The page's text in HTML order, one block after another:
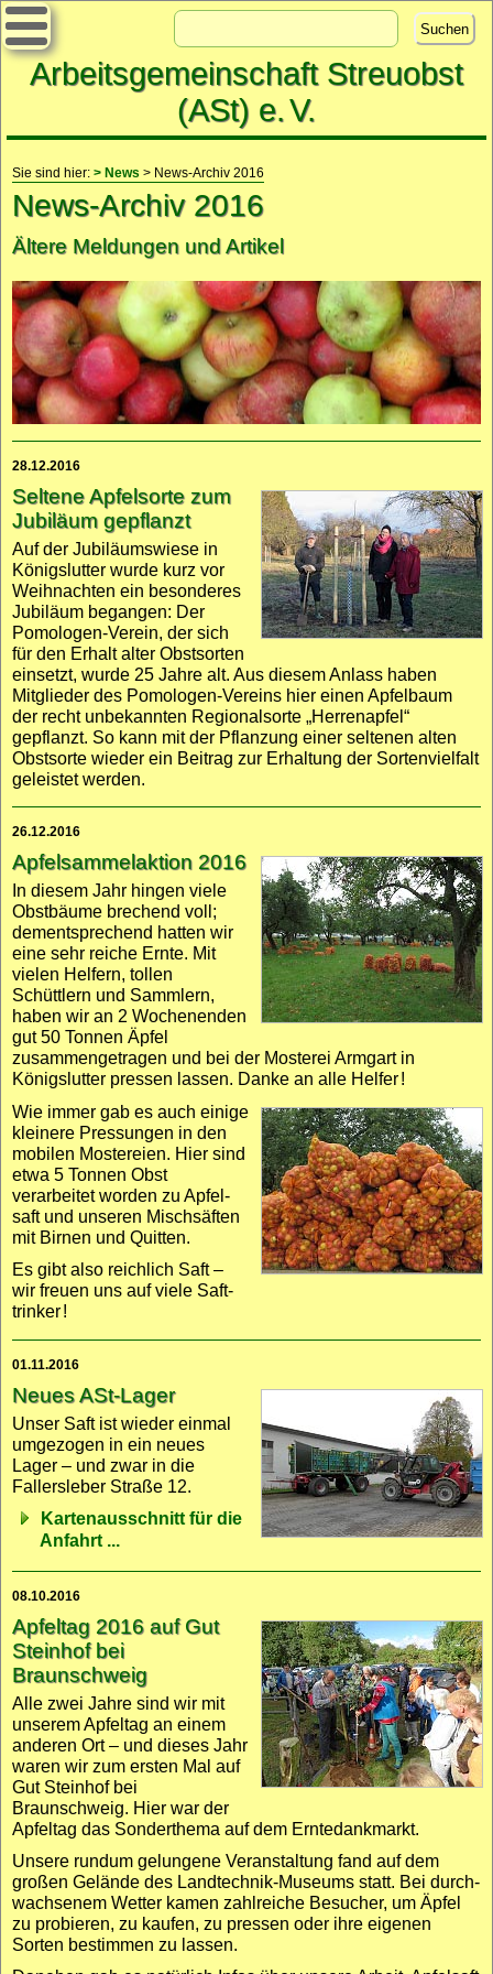
Arbeitsgemeinschaft Streuobst
(ASt) e.V.
Sie sind hier: > News > News-Archiv 2016
News-Archiv 2016
Ältere Meldungen und Artikel
28.12.2016
Seltene Apfel­sorte zum
Jubiläum gepflanzt
Auf der Jubiläums­wiese in
Königslutter wurde kurz vor
Weihnachten ein besonderes
Jubiläum begangen: Der
Pomologen-Verein, der sich
für den Erhalt alter Obst­sorten
einsetzt, wurde 25 Jahre alt. Aus diesem Anlass haben
Mitglieder des Pomologen-Vereins hier einen Apfel­baum
der recht unbe­kannten Regional­sorte „Herrenapfel“
gepflanzt. So kann mit der Pflanzung einer seltenen alten
Obst­sorte wieder ein Beitrag zur Erhaltung der Sorten­vielfalt
geleistet werden.
26.12.2016
Apfel­sammel­aktion 2016
In diesem Jahr hingen viele
Obst­bäume brechend voll;
dement­sprechend hatten wir
eine sehr reiche Ernte. Mit
vielen Helfern, tollen
Schüttlern und Sammlern,
haben wir an 2 Wochen­enden
gut 50 Tonnen Äpfel
zusammen­getragen und bei der Mosterei Armgart in
Königslutter pressen lassen. Danke an alle Helfer!
Wie immer gab es auch einige
kleinere Pres­sungen in den
mobilen Mostereien. Hier sind
etwa 5 Tonnen Obst
verarbeitet worden zu Apfel­
saft und unseren Misch­säften
mit Birnen und Quitten.
Es gibt also reichlich Saft –
wir freuen uns auf viele Saft­
trinker!
01.11.2016
Neues ASt-Lager
Unser Saft ist wieder einmal
umge­zogen in ein neues
Lager – und zwar in die
Fallers­leber Straße 12.
Karten­ausschnitt für die
Anfahrt ...
08.10.2016
Apfeltag 2016 auf Gut
Steinhof bei
Braunschweig
Alle zwei Jahre sind wir mit
unserem Apfel­tag an einem
anderen Ort – und dieses Jahr
waren wir zum ersten Mal auf
Gut Steinhof bei
Braunschweig. Hier war der
Apfel­tag das Sonder­thema auf dem Ernte­dank­markt.
Unsere rundum gelungene Veranstaltung fand auf dem
großen Gelände des Land­technik-Museums statt. Bei durch­
wachsenem Wetter kamen zahl­reiche Besucher, um Äpfel
zu probieren, zu kaufen, zu pressen oder ihre eigenen
Sorten bestimmen zu lassen.